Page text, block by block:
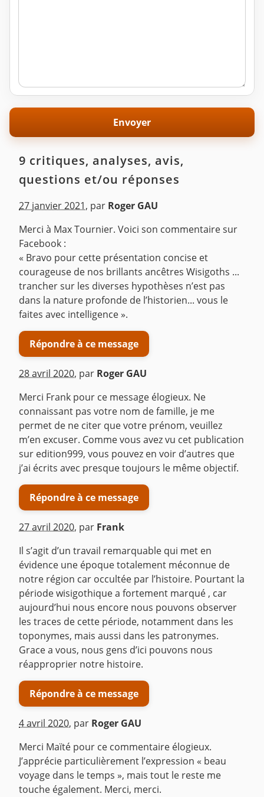
9 critiques, analyses, avis,
questions et/ou réponses
27 janvier 2021, par Roger GAU
Merci à Max Tournier. Voici son commentaire sur
Facebook :
« Bravo pour cette présentation concise et
courageuse de nos brillants ancêtres Wisigoths ...
trancher sur les diverses hypothèses n’est pas
dans la nature profonde de l’historien... vous le
faites avec intelligence ».
Répondre à ce message
28 avril 2020, par Roger GAU
Merci Frank pour ce message élogieux. Ne
connaissant pas votre nom de famille, je me
permet de ne citer que votre prénom, veuillez
m’en excuser. Comme vous avez vu cet publication
sur edition999, vous pouvez en voir d’autres que
j’ai écrits avec presque toujours le même objectif.
Répondre à ce message
27 avril 2020, par Frank
Il s’agit d’un travail remarquable qui met en
évidence une époque totalement méconnue de
notre région car occultée par l’histoire. Pourtant la
période wisigothique a fortement marqué , car
aujourd’hui nous encore nous pouvons observer
les traces de cette période, notamment dans les
toponymes, mais aussi dans les patronymes.
Grace a vous, nous gens d’ici pouvons nous
réapproprier notre histoire.
Répondre à ce message
4 avril 2020, par Roger GAU
Merci Maïté pour ce commentaire élogieux.
J’apprécie particulièrement l’expression « beau
voyage dans le temps », mais tout le reste me
touche également. Merci, merci.